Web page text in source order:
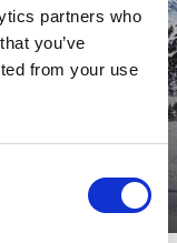
partners who
you’ve
from your use